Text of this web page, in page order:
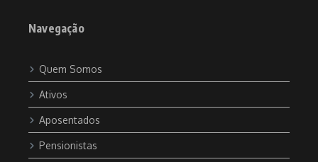
Navegação
Quem Somos
Ativos
Aposentados
Pensionistas